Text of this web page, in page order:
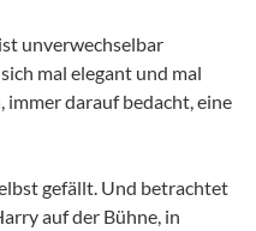
unverwechselbar
mal elegant und mal
immer darauf bedacht, eine
gefällt. Und betrachtet
auf der Bühne, in